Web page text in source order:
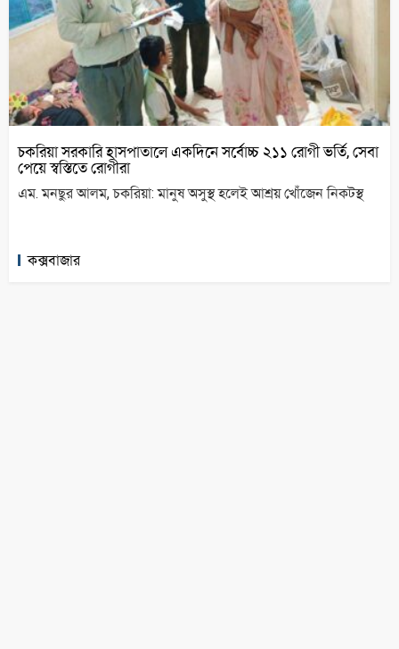
চকরিয়া সরকারি হাসপাতালে একদিনে সর্বোচ্চ ২১১ রোগী ভর্তি, সেবা
পেয়ে স্বস্তিতে রোগীরা
এম. মনছুর আলম, চকরিয়া: মানুষ অসুস্থ হলেই আশ্রয় খোঁজেন নিকটস্থ
কক্সবাজার